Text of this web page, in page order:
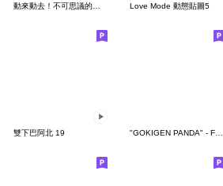
Love Mode 動態貼圖5
雙下巴阿北 19 "GOKIGEN PANDA" - Feeling / global